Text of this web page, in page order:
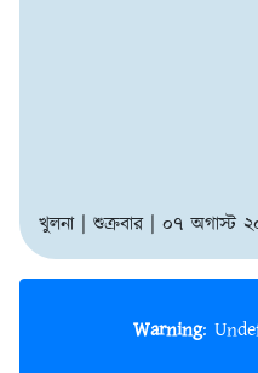
খুলনা | শুক্রবার | ০৭ অগাস্ট
Warning :